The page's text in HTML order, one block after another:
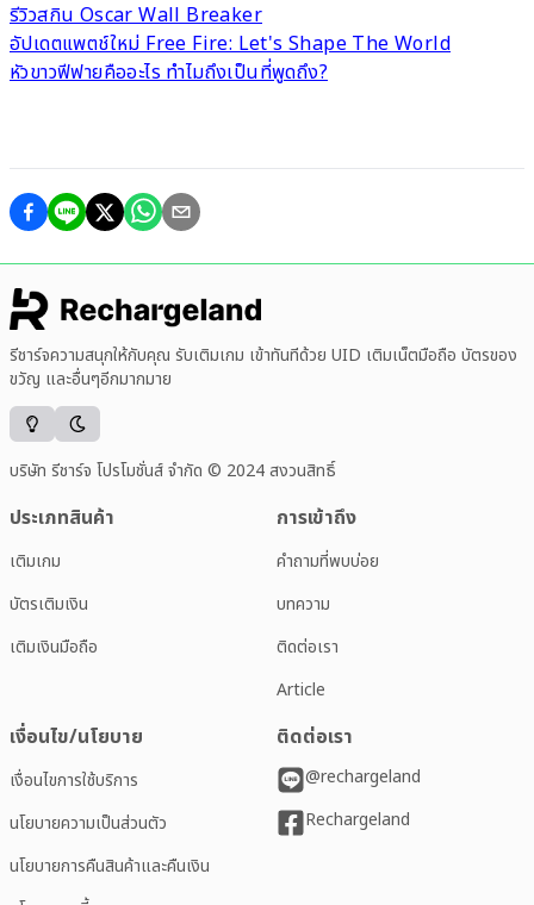
รีวิวสกิน Oscar Wall Breaker
อัปเดตแพตช์ใหม่ Free Fire: Let's Shape The World
หัวขาวฟีฟายคืออะไร ทำไมถึงเป็นที่พูดถึง?
รีชาร์จความสนุกให้กับคุณ รับเติมเกม เข้าทันทีด้วย UID เติมเน็ตมือถือ บัตรของ
ขวัญ และอื่นๆอีกมากมาย
บริษัท รีชาร์จ โปรโมชั่นส์ จำกัด © 2024 สงวนสิทธิ์
ประเภทสินค้า
เติมเกม
บัตรเติมเงิน
เติมเงินมือถือ
การเข้าถึง
คำถามที่พบบ่อย
บทความ
ติดต่อเรา
Article
เงื่อนไข/นโยบาย
เงื่อนไขการใช้บริการ
นโยบายความเป็นส่วนตัว
นโยบายการคืนสินค้าและคืนเงิน
ติดต่อเรา
@rechargeland
Rechargeland